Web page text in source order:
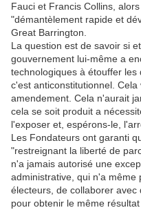
Fauci et Francis Collins,
"démantèlement rapide et
Great Barrington.
La question est de savoir si
gouvernement lui-même a
technologiques à étouffer les
c'est anticonstitutionnel.
amendement. Cela n'aurait
cela se soit produit a
l'exposer et, espérons-le,
Les Fondateurs ont garanti
"restreignant la liberté de
n'a jamais autorisé une
administrative, qui n'a même
électeurs, de collaborer
pour obtenir le même